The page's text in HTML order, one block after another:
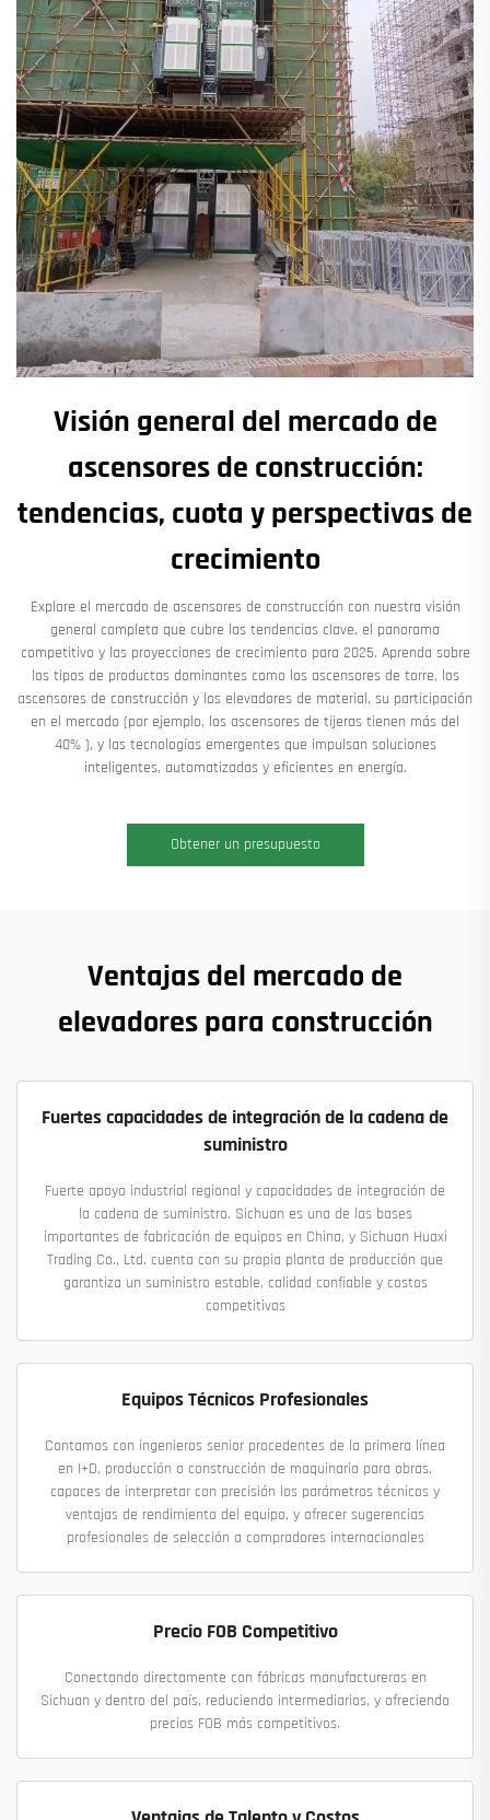
Visión general del mercado de
ascensores de construcción:
tendencias, cuota y perspectivas de
crecimiento
Explore el mercado de ascensores de construcción con nuestra visión
general completa que cubre las tendencias clave, el panorama
competitivo y las proyecciones de crecimiento para 2025. Aprenda sobre
los tipos de productos dominantes como los ascensores de torre, los
ascensores de construcción y los elevadores de material, su participación
en el mercado (por ejemplo, los ascensores de tijeras tienen más del
40% ), y las tecnologías emergentes que impulsan soluciones
inteligentes, automatizadas y eficientes en energía.
Obtener un presupuesto
Ventajas del mercado de
elevadores para construcción
Fuertes capacidades de integración de la cadena de
suministro
Fuerte apoyo industrial regional y capacidades de integración de
la cadena de suministro. Sichuan es una de las bases
importantes de fabricación de equipos en China, y Sichuan Huaxi
Trading Co., Ltd. cuenta con su propia planta de producción que
garantiza un suministro estable, calidad confiable y costos
competitivos
Equipos Técnicos Profesionales
Contamos con ingenieros senior procedentes de la primera línea
en I+D, producción o construcción de maquinaria para obras,
capaces de interpretar con precisión los parámetros técnicos y
ventajas de rendimiento del equipo, y ofrecer sugerencias
profesionales de selección a compradores internacionales
Precio FOB Competitivo
Conectando directamente con fábricas manufactureras en
Sichuan y dentro del país, reduciendo intermediarios, y ofreciendo
precios FOB más competitivos.